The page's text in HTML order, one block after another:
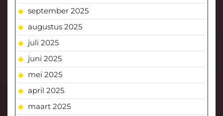
september 2025
augustus 2025
juli 2025
juni 2025
mei 2025
april 2025
maart 2025